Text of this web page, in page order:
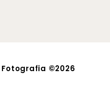
Fotografia ©2026